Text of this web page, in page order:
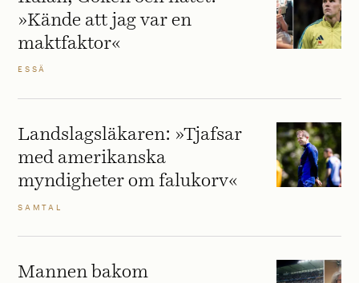
»Kände att jag var en
maktfaktor«
ESSÄ
Landslagsläkaren: »Tjafsar
med amerikanska
myndigheter om falukorv«
SAMTAL
Mannen bakom